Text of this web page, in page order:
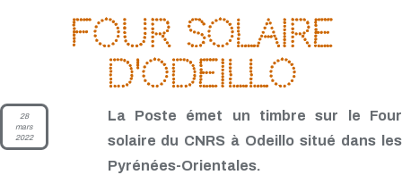
Four solaire
d'Odeillo
28
mars
2022
La Poste émet un timbre sur le Four
solaire du CNRS à Odeillo situé dans les
Pyrénées-Orientales.